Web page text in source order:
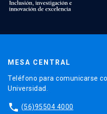
MESA CENTRAL
Teléfono para comunicarse
Universidad.
phone (56)95504 4000